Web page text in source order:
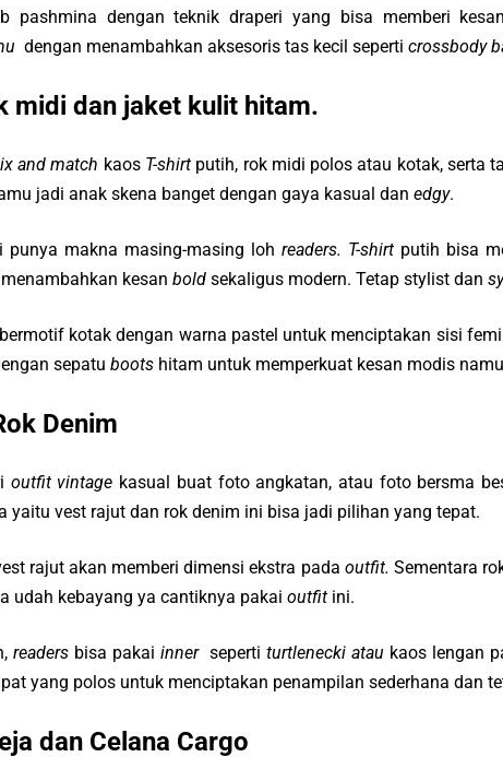
pashmina dengan teknik draperi yang bisa memberi
dengan menambahkan aksesoris tas kecil seperticrossbody
midi dan jaket kulit hitam.
and match kaos T-shirtputih, rok midi polos atau kotak, serta
jadi anak skena banget dengan gaya kasual danedgy.
punya makna masing-masing loh readers. T-shirtputih bisa
kesanbold sekaligus modern. Tetap stylist dan
kotak dengan warna pastel untuk menciptakan sisi
sepatuboots hitam untuk memperkuat kesan modis
Denim
outfit vintage kasual buat foto angkatan, atau foto bersma
yaitu vest rajut dan rok denim ini bisa jadi pilihan yang tepat.
akan memberi dimensi ekstra pada outfit. Sementara
udah kebayang ya cantiknya pakaioutfit ini.
readers bisa pakaiinner sepertiturtlenecki atau kaos lengan
yang polos untuk menciptakan penampilan sederhana dan
dan Celana Cargo